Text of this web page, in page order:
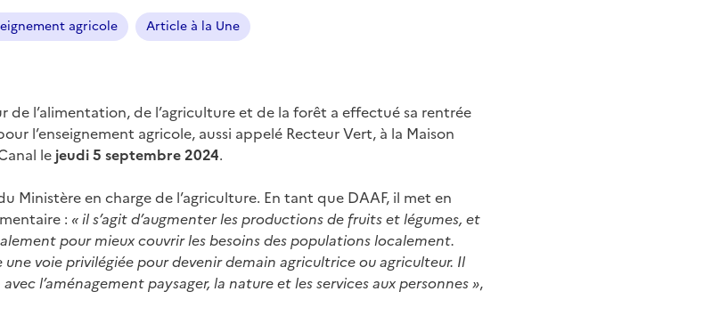
agricole Article à la Une
de l’alimentation, de l’agriculture et de la forêt a effectué sa rentrée
l’enseignement agricole, aussi appelé Recteur Vert, à la Maison
le jeudi 5 septembre 2024.
Ministère en charge de l’agriculture. En tant que DAAF, il met en
: « il s’agit d’augmenter les productions de fruits et légumes, et
pour mieux couvrir les besoins des populations localement.
voie privilégiée pour devenir demain agricultrice ou agriculteur. Il
l’aménagement paysager, la nature et les services aux personnes »,